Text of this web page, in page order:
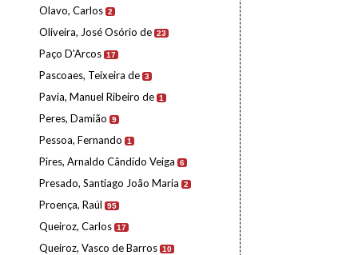
Olavo, Carlos 2
Oliveira, José Osório de 23
Paço D'Arcos 17
Pascoaes, Teixeira de 3
Pavia, Manuel Ribeiro de 1
Peres, Damião 9
Pessoa, Fernando 1
Pires, Arnaldo Cândido Veiga 6
Presado, Santiago João Maria 2
Proença, Raúl 95
Queiroz, Carlos 17
Queiroz, Vasco de Barros 10